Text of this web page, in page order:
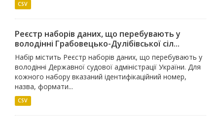
CSV
Реєстр наборів даних, що перебувають у
володінні Грабовецько-Дулібівської сіл...
Набір містить Реєстр наборів даних, що перебувають у
володінні Державної судової адміністрації України. Для
кожного набору вказаний ідентифікаційний номер,
назва, формати...
CSV